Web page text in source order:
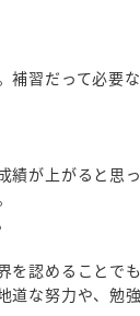
習だって必要
が上がると思
認めることでも
な努力や、勉